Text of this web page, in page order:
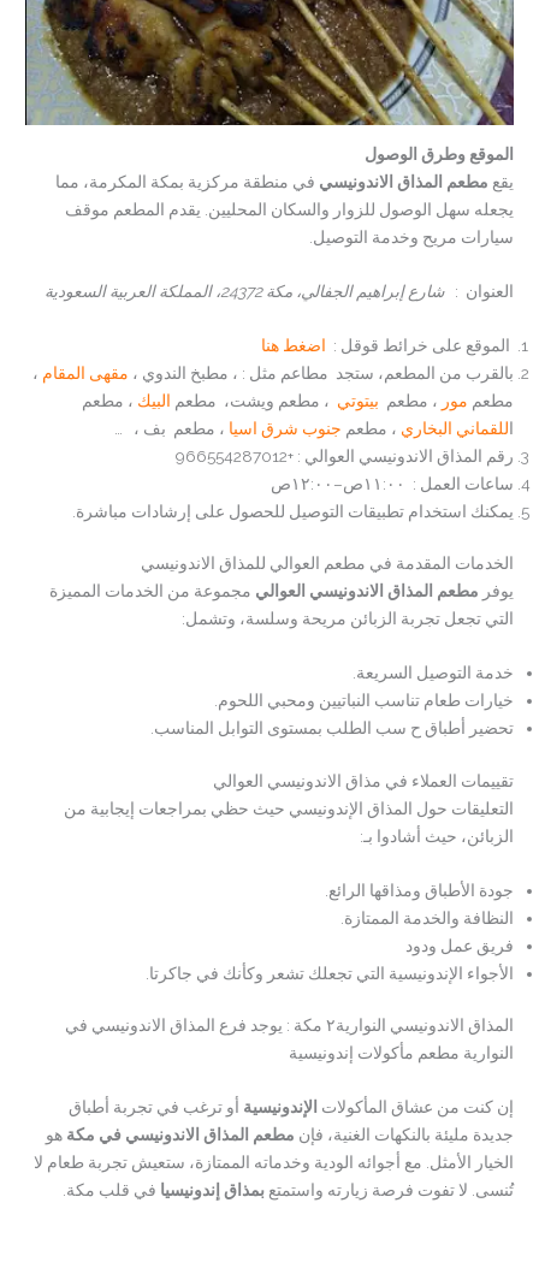
الموقع وطرق الوصول
يقع مطعم المذاق الاندونيسي في منطقة مركزية بمكة المكرمة، مما
يجعله سهل الوصول للزوار والسكان المحليين. يقدم المطعم موقف
سيارات مريح وخدمة التوصيل.
العنوان : شارع إبراهيم الجفالي، مكة 24372، المملكة العربية السعودية
الموقع على خرائط قوقل : اضغط هنا
بالقرب من المطعم، ستجد مطاعم مثل : ، مطبخ الندوي ، مقهى المقام ،
مطعم مور ، مطعم بيتوتي ، مطعم ويشت، مطعم البيك ، مطعم
اللقماني البخاري ، مطعم جنوب شرق اسيا ، مطعم بف ، …
رقم المذاق الاندونيسي العوالي : +966554287012
ساعات العمل : ١١:٠٠ص–١٢:٠٠ص
يمكنك استخدام تطبيقات التوصيل للحصول على إرشادات مباشرة.
الخدمات المقدمة في مطعم العوالي للمذاق الاندونيسي
يوفر مطعم المذاق الاندونيسي العوالي مجموعة من الخدمات المميزة
التي تجعل تجربة الزبائن مريحة وسلسة، وتشمل:
خدمة التوصيل السريعة.
خيارات طعام تناسب النباتيين ومحبي اللحوم.
تحضير أطباق ح سب الطلب بمستوى التوابل المناسب.
تقييمات العملاء في مذاق الاندونيسي العوالي
التعليقات حول المذاق الإندونيسي حيث حظي بمراجعات إيجابية من
الزبائن، حيث أشادوا بـ:
جودة الأطباق ومذاقها الرائع.
النظافة والخدمة الممتازة.
فريق عمل ودود
الأجواء الإندونيسية التي تجعلك تشعر وكأنك في جاكرتا.
المذاق الاندونيسي النوارية٢ مكة : يوجد فرع المذاق الاندونيسي في
النوارية مطعم مأكولات إندونيسية
إن كنت من عشاق المأكولات الإندونيسية أو ترغب في تجربة أطباق
جديدة مليئة بالنكهات الغنية، فإن مطعم المذاق الاندونيسي في مكة هو
الخيار الأمثل. مع أجوائه الودية وخدماته الممتازة، ستعيش تجربة طعام لا
تُنسى. لا تفوت فرصة زيارته واستمتع بمذاق إندونيسيا في قلب مكة.